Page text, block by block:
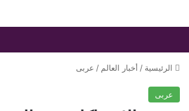
الرئيسية / أخبار العالم / عربى
عربى